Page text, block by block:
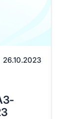
26.10.2023